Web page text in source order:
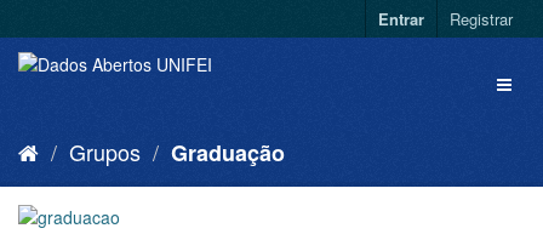
Entrar Registrar
Grupos Graduação